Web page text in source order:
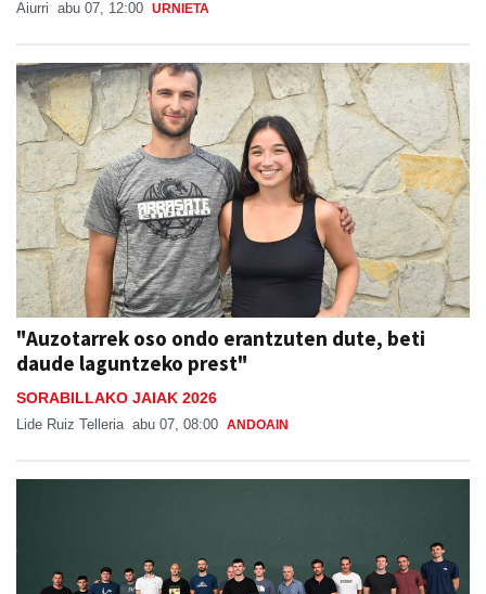
Aiurri abu 07, 12:00 URNIETA
"Auzotarrek oso ondo erantzuten dute, beti
daude laguntzeko prest"
SORABILLAKO JAIAK 2026
Lide Ruiz Telleria abu 07, 08:00 ANDOAIN